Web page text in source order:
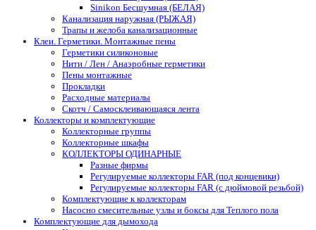
Sinikon Бесшумная (БЕЛАЯ)
Канализация наружная (РЫЖАЯ)
Трапы и желоба канализационные
Клеи. Герметики. Монтажные пены
Герметики силиконовые
Нити / Лен / Анаэробные герметики
Пены монтажные
Прокладки
Расходные материалы
Скотч / Самосклеивающаяся лента
Коллекторы и комплектующие
Коллекторные группы
Коллекторные шкафы
КОЛЛЕКТОРЫ ОДИНАРНЫЕ
Разные фирмы
Регулируемые коллекторы FAR (под концевики)
Регулируемые коллекторы FAR (с дюймовой резьбой)
Комплектующие к коллекторам
Насосно смесительные узлы и боксы для Теплого пола
Комплектующие для дымохода